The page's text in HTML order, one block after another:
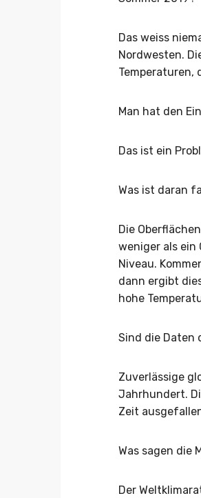
Das weiss
Nordwesten.
Temperaturen,
Man hat den
Das ist ein
Was ist daran
Die
weniger als ein
Niveau.
dann ergibt
hohe
Sind die Daten
Zuverlässige
Jahrhundert.
Zeit
Was sagen die
Der